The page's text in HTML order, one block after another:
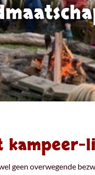
geen overwegende